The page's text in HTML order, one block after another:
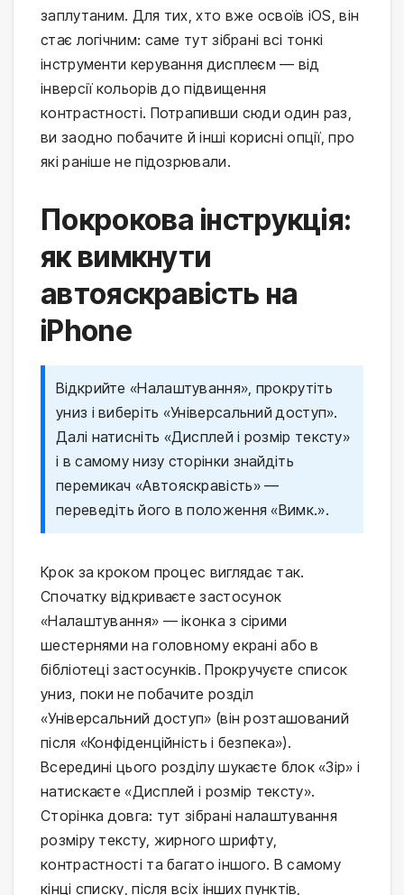
заплутаним. Для тих, хто вже освоїв iOS, він
стає логічним: саме тут зібрані всі тонкі
інструменти керування дисплеєм — від
інверсії кольорів до підвищення
контрастності. Потрапивши сюди один раз,
ви заодно побачите й інші корисні опції, про
які раніше не підозрювали.
Покрокова інструкція:
як вимкнути
автояскравість на
iPhone
Відкрийте «Налаштування», прокрутіть
униз і виберіть «Універсальний доступ».
Далі натисніть «Дисплей і розмір тексту»
і в самому низу сторінки знайдіть
перемикач «Автояскравість» —
переведіть його в положення «Вимк.».
Крок за кроком процес виглядає так.
Спочатку відкриваєте застосунок
«Налаштування» — іконка з сірими
шестернями на головному екрані або в
бібліотеці застосунків. Прокручуєте список
униз, поки не побачите розділ
«Універсальний доступ» (він розташований
після «Конфіденційність і безпека»).
Всередині цього розділу шукаєте блок «Зір» і
натискаєте «Дисплей і розмір тексту».
Сторінка довга: тут зібрані налаштування
розміру тексту, жирного шрифту,
контрастності та багато іншого. В самому
кінці списку, після всіх інших пунктів,